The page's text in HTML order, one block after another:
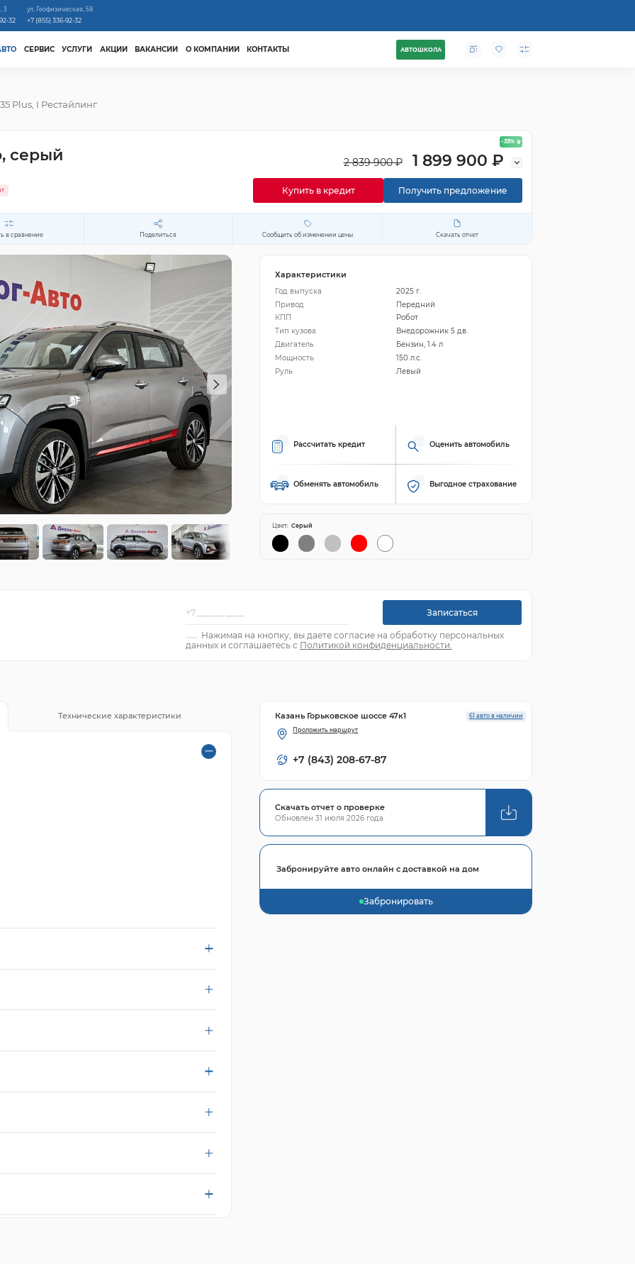
3
32
ул. Геофизическая, 58
+7 (855) 336-92-32
СЕРВИС УСЛУГИ АКЦИИ ВАКАНСИИ О КОМПАНИИ КОНТАКТЫ АВТОШКОЛА
Plus, I Рестайлинг
серый
- 33%
2 839 900 ₽ 1 899 900 ₽
Купить в кредит Получить предложение
в сравнение Поделиться Сообщить об изменении цены Скачать отчет
Характеристики
Год выпуска
2025 г.
Привод
Передний
КПП
Робот
Тип кузова
Внедорожник 5 дв.
Двигатель
Бензин, 1.4 л
Мощность
150 л.с.
Руль
Левый
Рассчитать кредит Оценить автомобиль
Обменять автомобиль Выгодное страхование
Цвет: Серый
Записаться
Нажимая на кнопку, вы даете согласие на обработку персональных
данных и соглашаетесь с Политикой конфиденциальности.
Технические характеристики 61 авто в наличии
Казань Горьковское шоссе 47к1
Проложить маршрут
+7 (843) 208-67-87
Скачать отчет о проверке
Обновлен 31 июля 2026 года
Забронируйте авто онлайн с доставкой на дом
Забронировать